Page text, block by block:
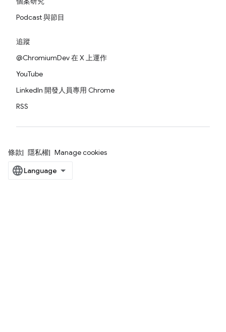
Podcast 與節目
追蹤
@ChromiumDev 在 X 上運作
YouTube
LinkedIn 開發人員專用 Chrome
RSS
條款 隱私權 Manage cookies